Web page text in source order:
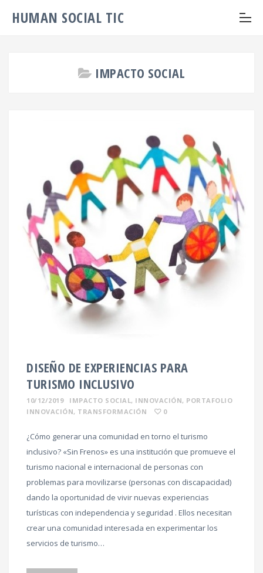
HUMAN SOCIAL TIC
IMPACTO SOCIAL
DISEÑO DE EXPERIENCIAS PARA
TURISMO INCLUSIVO
10/12/2019 IMPACTO SOCIAL , INNOVACIÓN, PORTAFOLIO
INNOVACIÓN, TRANSFORMACIÓN 0
¿Cómo generar una comunidad en torno el turismo
inclusivo? «Sin Frenos» es una institución que promueve el
turismo nacional e internacional de personas con
problemas para movilizarse (personas con discapacidad)
dando la oportunidad de vivir nuevas experiencias
turísticas con independencia y seguridad . Ellos necesitan
crear una comunidad interesada en experimentar los
servicios de turismo…